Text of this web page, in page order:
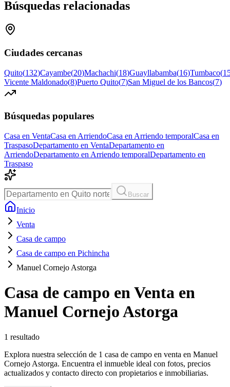
Búsquedas relacionadas
Ciudades cercanas
Quito(132)Cayambe(20)Machachi(18)Guayllabamba(16)Tumbaco(
Vicente Maldonado(8)Puerto Quito(7)San Miguel de los Bancos(7)
Búsquedas populares
Casa en VentaCasa en ArriendoCasa en Arriendo temporalCasa en
TraspasoDepartamento en VentaDepartamento en
ArriendoDepartamento en Arriendo temporalDepartamento en
Traspaso
Buscar
Inicio
Venta
Casa de campo
Casa de campo en Pichincha
Manuel Cornejo Astorga
Casa de campo en Venta en
Manuel Cornejo Astorga
1 resultado
Explora nuestra selección de 1 casa de campo en venta en Manuel
Cornejo Astorga. Encuentra el inmueble ideal con fotos, precios
actualizados y contacto directo con propietarios e inmobiliarias.